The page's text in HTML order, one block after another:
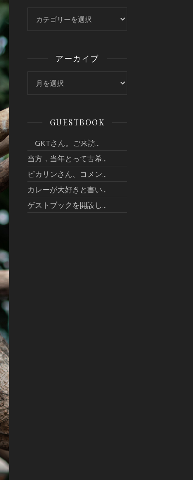
アーカイブ
GUESTBOOK
GKTさん。ご来訪...
当方，当年とって古希...
ピカリンさん、コメン...
カレーが大好きと書い...
ゲストブックを開設し...